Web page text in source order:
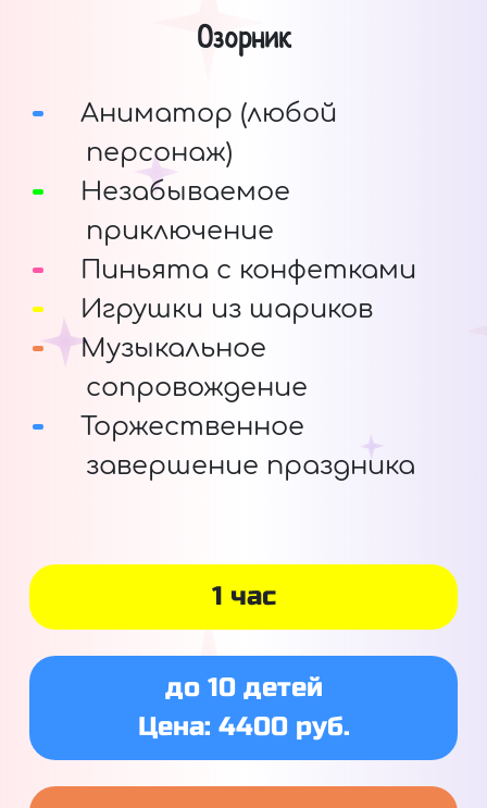
Озорник
Аниматор (любой
персонаж)
Незабываемое
приключение
Пиньята с конфетками
Игрушки из шариков
Музыкальное
сопровождение
Торжественное
завершение праздника
1 час
до 10 детей
Цена: 4400 руб.